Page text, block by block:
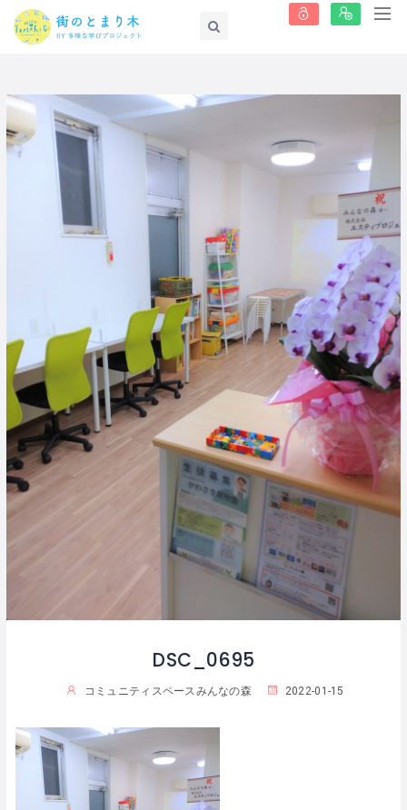
DSC_0695
コミュニティスペースみんなの森 2022-01-15